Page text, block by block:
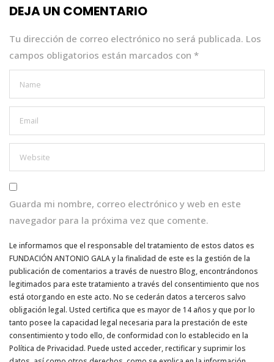
o
k
p
DEJA UN COMENTARIO
Tu dirección de correo electrónico no será publicada. Los
campos obligatorios están marcados con *
Guarda mi nombre, correo electrónico y web en este
navegador para la próxima vez que comente.
Le informamos que el responsable del tratamiento de estos datos es
FUNDACIÓN ANTONIO GALA y la finalidad de este es la gestión de la
publicación de comentarios a través de nuestro Blog, encontrándonos
legitimados para este tratamiento a través del consentimiento que nos
está otorgando en este acto. No se cederán datos a terceros salvo
obligación legal. Usted certifica que es mayor de 14 años y que por lo
tanto posee la capacidad legal necesaria para la prestación de este
consentimiento y todo ello, de conformidad con lo establecido en la
Política de Privacidad. Puede usted acceder, rectificar y suprimir los